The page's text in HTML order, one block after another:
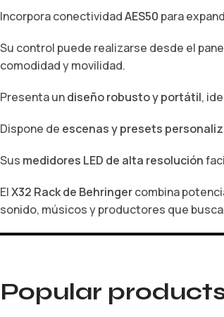
Incorpora conectividadAES50 para
Su control puede realizarse desde el
comodidad y movilidad.
Presenta undiseño robusto y portátil,
Dispone de escenas y presets
Sus medidores LED de alta resolución
ElX32 Rack de Behringercombina
sonido, músicos y productores que
Popular